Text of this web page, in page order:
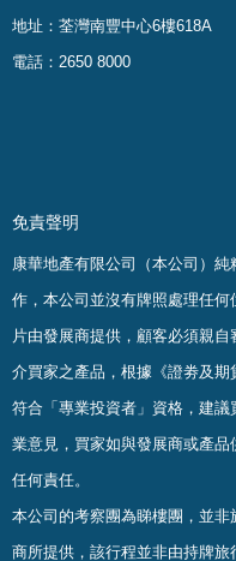
地址：荃灣南豐中心6樓618A
電話：2650 8000
免責聲明
康華地產有限公司（本公司）
作，本公司並沒有牌照處理任何
片由發展商提供，顧客必須親
介買家之產品，根據《證劵及
符合「專業投資者」資格，建
業意見，買家如與發展商或產
任何責任。
本公司的考察團為睇樓團，並
商所提供，該行程並非由持牌